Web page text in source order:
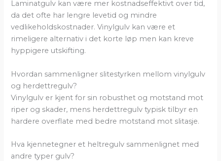
Laminatgulv kan være mer kostnadseffektivt over tid,
da det ofte har lengre levetid og mindre
vedlikeholdskostnader. Vinylgulv kan være et
rimeligere alternativ i det korte løp men kan kreve
hyppigere utskifting.
Hvordan sammenligner slitestyrken mellom vinylgulv
og herdettregulv?
Vinylgulv er kjent for sin robusthet og motstand mot
riper og skader, mens herdettregulv typisk tilbyr en
hardere overflate med bedre motstand mot slitasje.
Hva kjennetegner et heltregulv sammenlignet med
andre typer gulv?